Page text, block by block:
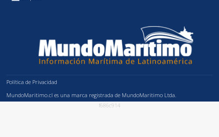
Política de Privacidad
MundoMaritimo.cl es una marca registrada de MundoMaritimo Ltda.
f686c914